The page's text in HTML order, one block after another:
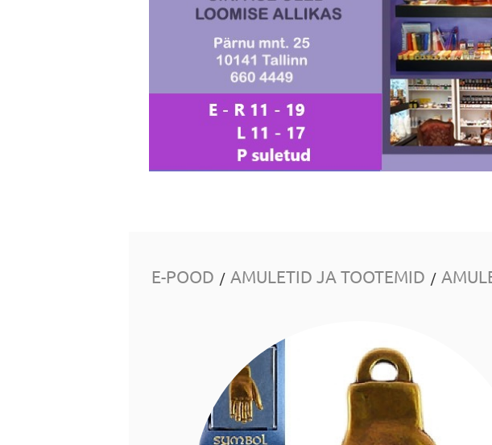
E-POOD / AMULETID JA TOOTEMID /